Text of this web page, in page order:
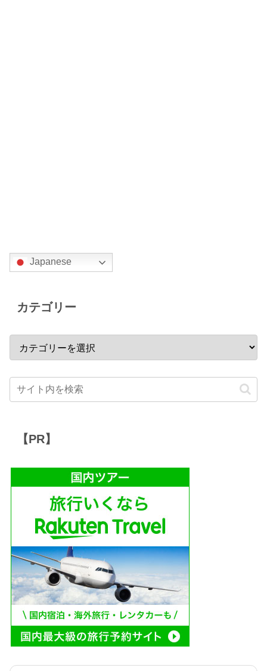
Japanese
カテゴリー
【PR】